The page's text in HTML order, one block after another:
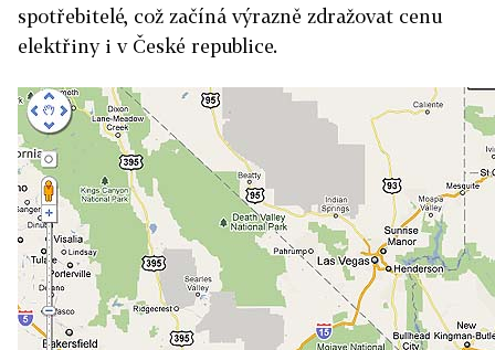
spotřebitelé, což začíná výrazně zdražovat cenu
elektřiny i v České republice.